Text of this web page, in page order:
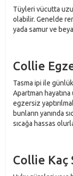
Tüyleri vücutta
olabilir. Genelde
yada samur ve
Collie
Tasma ipi ile
Apartman
egzersiz
bunların yanında
sıcağa hassas
Collie Kaç